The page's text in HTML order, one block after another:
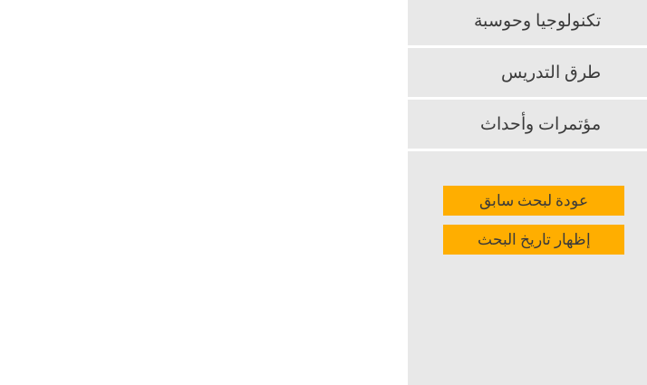
تكنولوجيا وحوسبة
طرق التدريس
مؤتمرات وأحداث
عودة لبحث سابق
إظهار تاريخ البحث